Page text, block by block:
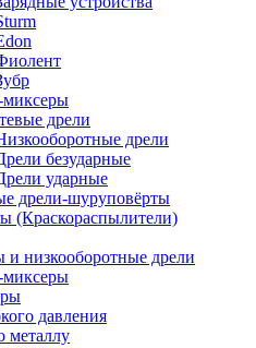
дрели
дрели
безударные
ударные
дрели-шуруповёрты
(Краскораспылители)
низкооборотные дрели
давления